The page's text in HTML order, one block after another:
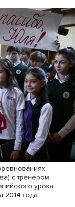
с тренером
урока
2014 года